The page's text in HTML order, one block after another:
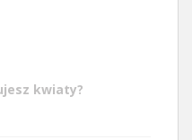
kwiaty?